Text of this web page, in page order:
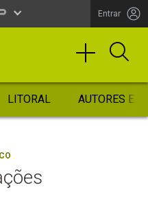
Entrar
LITORAL AUTORES